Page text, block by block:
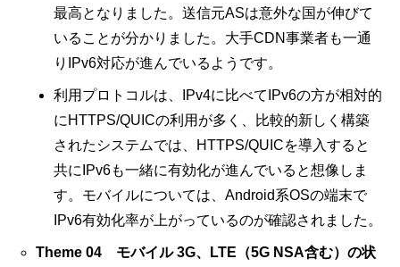
最高となりました。送信元ASは意外な国が伸びて
いることが分かりました。大手CDN事業者も一通
りIPv6対応が進んでいるようです。
利用プロトコルは、IPv4に比べてIPv6の方が相対的
にHTTPS/QUICの利用が多く、比較的新しく構築
されたシステムでは、HTTPS/QUICを導入すると
共にIPv6も一緒に有効化が進んでいると想像しま
す。モバイルについては、Android系OSの端末で
IPv6有効化率が上がっているのが確認されました。
Theme 04 モバイル 3G、LTE（5G NSA含む）の状